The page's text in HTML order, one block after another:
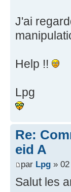
J'ai
Help !!
Lpg
Re:
eid A
par Lpg »
Salut les